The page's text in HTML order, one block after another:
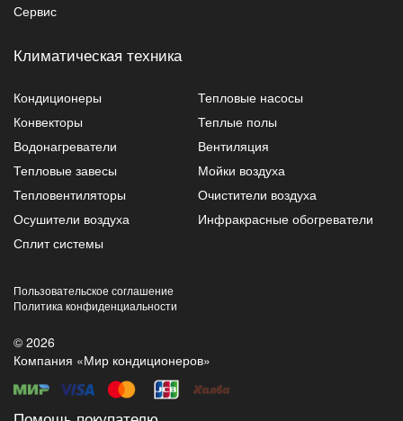
Сервис
Климатическая техника
Кондиционеры
Тепловые насосы
Конвекторы
Теплые полы
Водонагреватели
Вентиляция
Тепловые завесы
Мойки воздуха
Тепловентиляторы
Очистители воздуха
Осушители воздуха
Инфракрасные обогреватели
Сплит системы
Пользовательское соглашение
Политика конфиденциальности
© 2026
Компания «Мир кондиционеров»